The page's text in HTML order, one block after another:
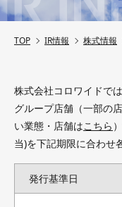
TOP IR情報 株式情報
株式会社コロワイドで
グループ店舗（一部の
い業態・店舗はこちら
当)を下記期限に合わせ
発行基準日